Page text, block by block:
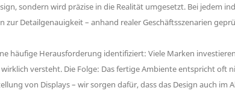
sondern wird präzise in die Realität umgesetzt. Bei jedem
Detailgenauigkeit – anhand realer Geschäftsszenarien
häufige Herausforderung identifiziert: Viele Marken
versteht. Die Folge: Das fertige Ambiente entspricht
von Displays – wir sorgen dafür, dass das Design auch